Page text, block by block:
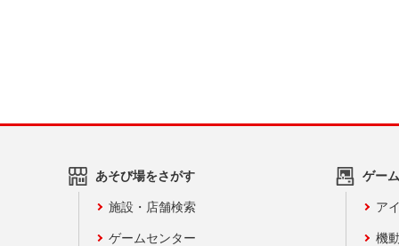
あそび場をさがす
施設・店舗検索
ゲームセンター
ゲー
ア
機